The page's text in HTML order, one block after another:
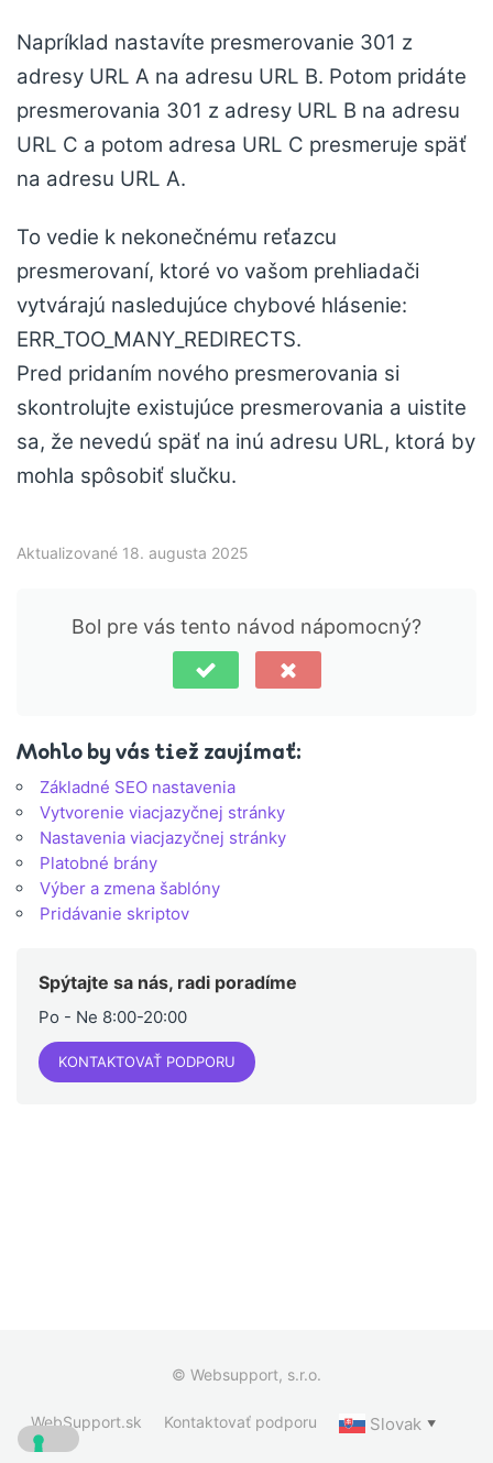
Napríklad nastavíte presmerovanie 301 z
adresy URL A na adresu URL B. Potom pridáte
presmerovania 301 z adresy URL B na adresu
URL C a potom adresa URL C presmeruje späť
na adresu URL A.
To vedie k nekonečnému reťazcu
presmerovaní, ktoré vo vašom prehliadači
vytvárajú nasledujúce chybové hlásenie:
ERR_TOO_MANY_REDIRECTS.
Pred pridaním nového presmerovania si
skontrolujte existujúce presmerovania a uistite
sa, že nevedú späť na inú adresu URL, ktorá by
mohla spôsobiť slučku.
Aktualizované 18. augusta 2025
Bol pre vás tento návod nápomocný?
Mohlo by vás tiež zaujímať:
Základné SEO nastavenia
Vytvorenie viacjazyčnej stránky
Nastavenia viacjazyčnej stránky
Platobné brány
Výber a zmena šablóny
Pridávanie skriptov
Spýtajte sa nás, radi poradíme
Po - Ne 8:00-20:00
KONTAKTOVAŤ PODPORU
© Websupport, s.r.o.
WebSupport.sk Kontaktovať podporu Slovak ▼